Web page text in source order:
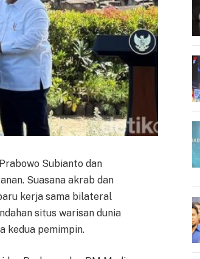
Subianto dan
Suasana akrab dan
kerja sama bilateral
situs warisan dunia
kedua pemimpin.